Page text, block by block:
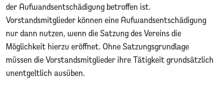
der Aufwandsentschädigung betroffen ist.
Vorstandsmitglieder können eine Aufwandsentschädigung
nur dann nutzen, wenn die Satzung des Vereins die
Möglichkeit hierzu eröffnet. Ohne Satzungsgrundlage
müssen die Vorstandsmitglieder ihre Tätigkeit grundsätzlich
unentgeltlich ausüben.